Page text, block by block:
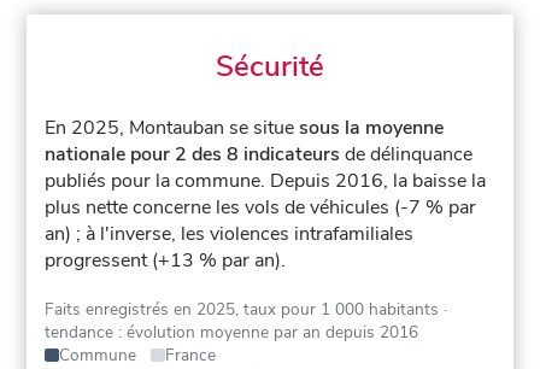
Sécurité
En 2025, Montauban se situesous la moyenne
nationale pour 2 des 8 indicateurs de délinquance
publiés pour la commune. Depuis 2016, la baisse la
plus nette concerne les vols de véhicules (-7 % par
an) ; à l'inverse, les violences intrafamiliales
progressent (+13 % par an).
Faits enregistrés en 2025, taux pour 1 000 habitants ·
tendance : évolution moyenne par an depuis 2016
Commune
France